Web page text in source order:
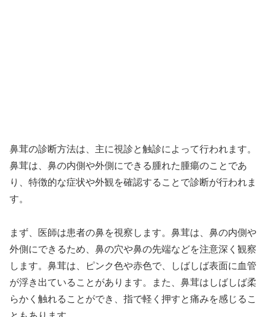
鼻茸の診断方法は、主に視診と触診によって行われます。
鼻茸は、鼻の内側や外側にできる腫れた腫瘍のことであ
り、特徴的な症状や外観を確認することで診断が行われま
す。
まず、医師は患者の鼻を視察します。鼻茸は、鼻の内側や
外側にできるため、鼻の穴や鼻の先端などを注意深く観察
します。鼻茸は、ピンク色や赤色で、しばしば表面に血管
が浮き出ていることがあります。また、鼻茸はしばしば柔
らかく触れることができ、指で軽く押すと痛みを感じるこ